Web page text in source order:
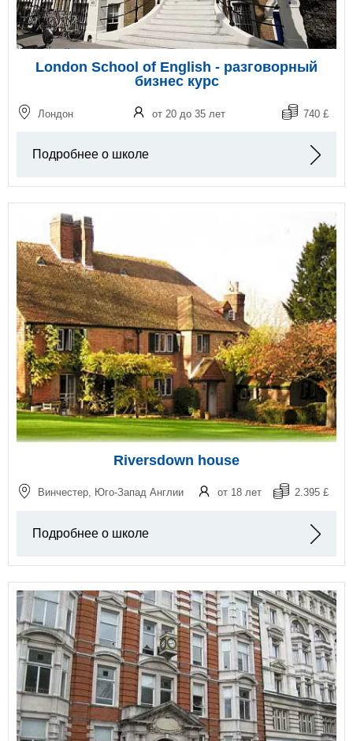
London School of English - разговорный
бизнес курс
Лондон от 20 до 35 лет 740 £
Подробнее о школе
Riversdown house
Винчестер, Юго-Запад Англии от 18 лет 2.395 £
Подробнее о школе